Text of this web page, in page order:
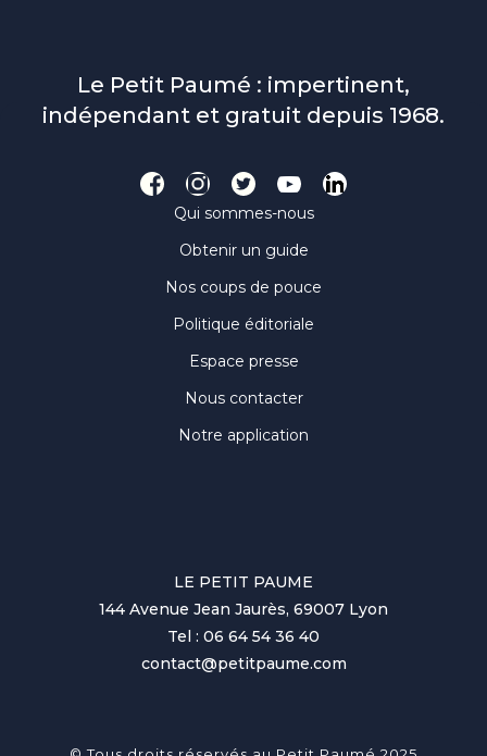
Le Petit Paumé : impertinent,
indépendant et gratuit depuis 1968.
Qui sommes-nous
Obtenir un guide
Nos coups de pouce
Politique éditoriale
Espace presse
Nous contacter
Notre application
LE PETIT PAUME
144 Avenue Jean Jaurès, 69007 Lyon
Tel : 06 64 54 36 40
contact@petitpaume.com